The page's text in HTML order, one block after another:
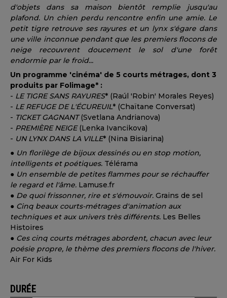
d'objets dans sa maison bientôt remplie jusqu'au
plafond. Un chien perdu rencontre enfin une amie. Le
petit tigre retrouve ses rayures et un lynx s'égare dans
une ville inconnue pendant que les premiers flocons de
neige recouvrent doucement le sol d'une forêt
endormie par le froid...
Un programme 'cinéma' de 5 courts métrages, dont 3
produits par Folimage* :
- LE TIGRE SANS RAYURES* (Raúl 'Robin' Morales Reyes)
- LE REFUGE DE L'ÉCUREUIL* (Chaïtane Conversat)
- TICKET GAGNANT(Svetlana Andrianova)
- PREMIÈRE NEIGE(Lenka Ivancikova)
- UN LYNX DANS LA VILLE* (Nina Bisiarina)
● Un florilège de bijoux dessinés ou en stop motion,
intelligents et poétiques. Télérama
● Un ensemble de petites flammes pour se réchauffer
le regard et l'âme. Lamuse.fr
● De quoi frissonner, rire et s'émouvoir. Grains de sel
● Cinq beaux courts-métrages d'animation aux
techniques et aux univers très différents. Les Belles
Histoires
● Ces cinq courts métrages abordent, chacun avec leur
poésie propre, le thème des premiers flocons de l'hiver.
Air For Kids
DURÉE